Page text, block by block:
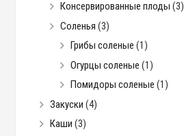
Консервированные плоды (3)
Соленья (3)
Грибы соленые (1)
Огурцы соленые (1)
Помидоры соленые (1)
Закуски (4)
Каши (3)